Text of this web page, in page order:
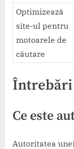
Optimizează
site-ul pentru
motoarele de
căutare
Întrebări
Ce este
Autoritatea